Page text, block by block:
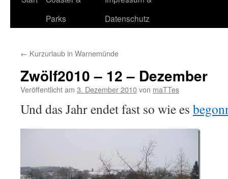
Parks
Datenschutz
← Kurzurlaub in Warnemünde
Zwölf2010 – 12 – Dezember
Veröffentlicht am 3. Dezember 2010von maTTes
Und das Jahr endet fast so wie es